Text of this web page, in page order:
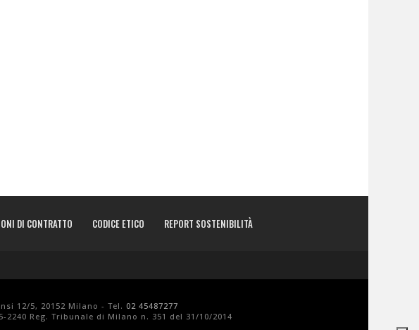
DI CONTRATTO CODICE ETICO REPORT SOSTENIBILITÀ
12/5, 20152 Milano - Tel. 02 45487277
2240 Reg. Tribunale di Milano n. 351 del 31/10/2014